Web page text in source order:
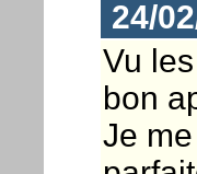
24/
Vu
bon
Je